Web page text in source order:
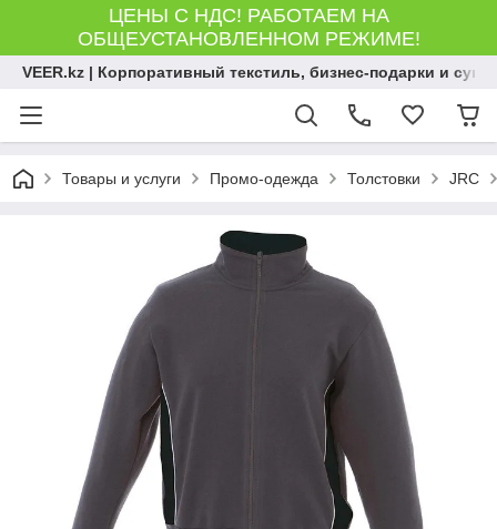
ЦЕНЫ С НДС! РАБОТАЕМ НА
ОБЩЕУСТАНОВЛЕННОМ РЕЖИМЕ!
VEER.kz | Корпоративный текстиль, бизнес-подарки и
Товары и услуги Промо-одежда Толстовки JRC